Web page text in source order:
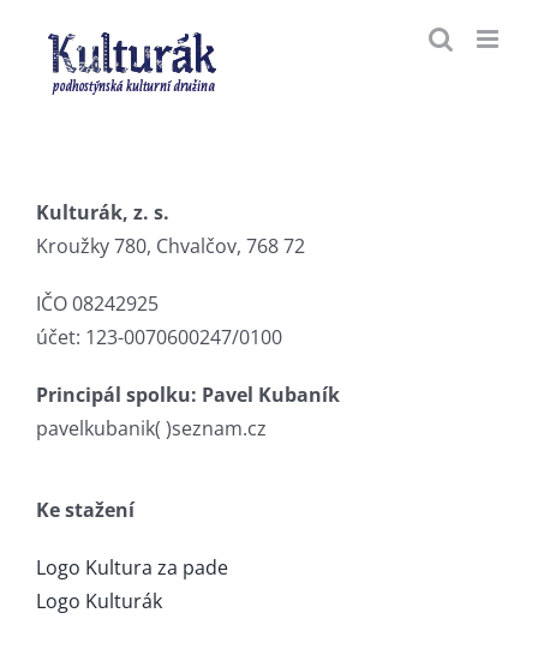
obsah
Kulturák, z. s.
Kroužky 780, Chvalčov, 768 72
IČO 08242925
účet: 123-0070600247/0100
Principál spolku: Pavel Kubaník
pavelkubanik( )seznam.cz
Ke stažení
Logo Kultura za pade
Logo Kulturák